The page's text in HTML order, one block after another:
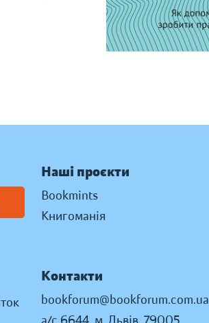
Наші проєкти
Bookmints
Книгоманія
Контакти
bookforum@bookforum.com.ua